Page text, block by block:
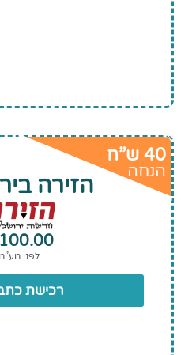
40 ש”ח
הנחה
הזירה
100.00
לפני מע”מ
רכישת